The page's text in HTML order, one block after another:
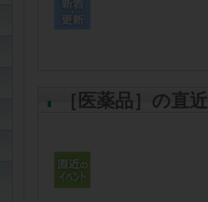
［医薬品］の直